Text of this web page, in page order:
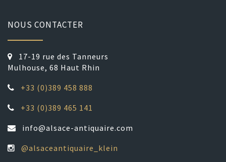
NOUS CONTACTER
17-19 rue des Tanneurs
Mulhouse, 68 Haut Rhin
+33 (0)389 458 888
+33 (0)389 465 141
info@alsace-antiquaire.com
@alsaceantiquaire_klein